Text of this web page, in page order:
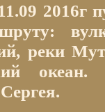
2016г
реки